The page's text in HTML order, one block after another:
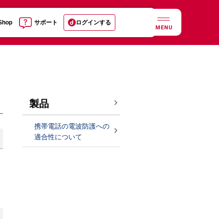
サポート ログインする
MENU
製品
携帯電話の電波防護への
適合性について